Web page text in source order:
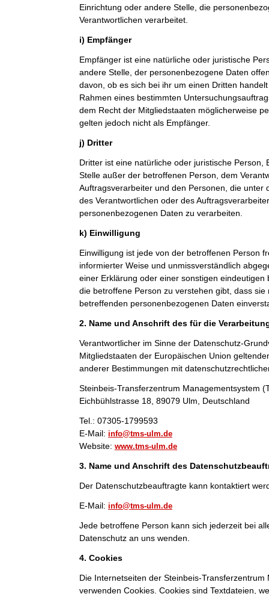
Einrichtung oder andere Stelle, die
Verantwortlichen verarbeitet.
i) Empfänger
Empfänger ist eine natürliche oder juristische
andere Stelle, der personenbezogene Daten
davon, ob es sich bei ihr um einen Dritten
Rahmen eines bestimmten
dem Recht der Mitgliedstaaten möglicherweise
gelten jedoch nicht als Empfänger.
j) Dritter
Dritter ist eine natürliche oder juristische Person,
Stelle außer der betroffenen Person, dem
Auftragsverarbeiter und den Personen, die unter
des Verantwortlichen oder des
personenbezogenen Daten zu verarbeiten.
k) Einwilligung
Einwilligung ist jede von der betroffenen Person
informierter Weise und unmissverständlich
einer Erklärung oder einer sonstigen
die betroffene Person zu verstehen gibt, dass
betreffenden personenbezogenen Daten
2. Name und Anschrift des für die
Verantwortlicher im Sinne der Datenschutz-
Mitgliedstaaten der Europäischen Union
anderer Bestimmungen mit
Steinbeis-Transferzentrum Managementsystem
Eichbühlstrasse 18, 89079 Ulm, Deutschland
Tel.: 07305-1799593
E-Mail: info@tms-ulm.de
Website: www.tms-ulm.de
3. Name und Anschrift des
Der Datenschutzbeauftragte kann kontaktiert
E-Mail: info@tms-ulm.de
Jede betroffene Person kann sich jederzeit bei
Datenschutz an uns wenden.
4. Cookies
Die Internetseiten der Steinbeis-
verwenden Cookies. Cookies sind Textdateien,